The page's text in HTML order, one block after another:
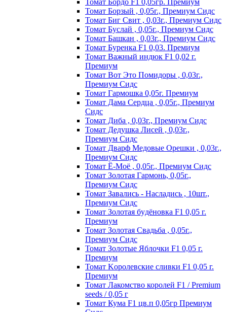
Томат Бордо F1 0,05гр. Премиум
Томат Борзый , 0,05г., Премиум Сидс
Томат Биг Свит , 0,03г., Премиум Сидс
Томат Буслай , 0,05г., Премиум Сидс
Томат Башкан , 0,03г., Премиум Сидс
Томат Буренка F1 0,03. Премиум
Томат Baжный индюк F1 0,02 г.
Пpeмиyм
Томат Вот Это Помидоры , 0,03г.,
Премиум Сидс
Томат Гармошка 0,05г. Премиум
Томат Дама Сердца , 0,05г., Премиум
Сидс
Томат Диба , 0,03г., Премиум Сидс
Томат Дедушка Лисей , 0,03г.,
Премиум Сидс
Томат Дварф Медовые Орешки , 0,03г.,
Премиум Сидс
Томат Ё-Моё , 0,05г., Премиум Сидс
Томат Золотая Гармонь, 0,05г.,
Премиум Сидс
Томат Завались - Насладись , 10шт.,
Премиум Сидс
Томат Зoлoтaя бyдёнoвкa F1 0,05 г.
Пpeмиyм
Томат Золотая Свадьба , 0,05г.,
Премиум Сидс
Томат Зoлoтыe Яблoчки F1 0,05 г.
Пpeмиyм
Томат Kopoлeвcкиe cливки F1 0,05 г.
Пpeмиyм
Томат Лакомство королей F1 / Premium
seeds / 0,05 г
Томат Кума F1 цв.п 0,05гр Премиум